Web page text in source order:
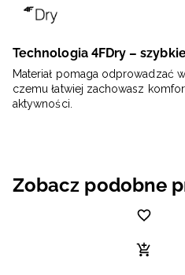
Technologia 4FDry –
Materiał pomaga odprowadzać
czemu łatwiej zachowasz
aktywności.
Zobacz podobne